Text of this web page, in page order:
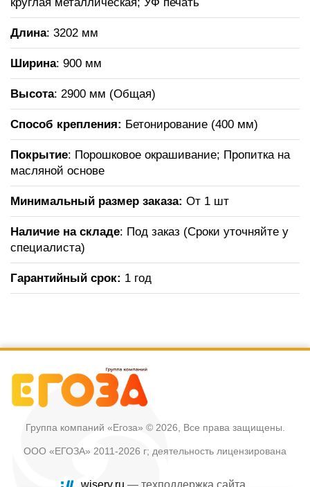
Длина: 3202 мм
Ширина: 900 мм
Высота: 2900 мм (Общая)
Способ крепления: Бетонирование (400 мм)
Покрытие: Порошковое окрашивание; Пропитка на
масляной основе
Минимальный размер заказа: От 1 шт
Наличие на складе: Под заказ (Сроки уточняйте у
специалиста)
Гарантийный срок: 1 год
Группа компаний «Егоза» © 2026, Все права защищены.
ООО «ЕГОЗА» 2011-2026 г; деятельность лицензирована
wiserv.ru — техподдержка сайта